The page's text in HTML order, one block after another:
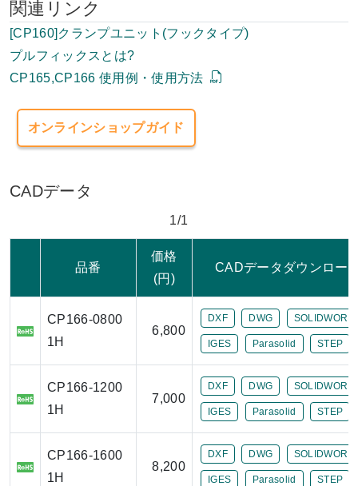
関連リンク
[CP160]クランプユニット(フックタイプ)
プルフィックスとは?
CP165,CP166 使用例・使用方法
オンラインショップガイド
CADデータ
1/1
品番
価格
(円)
CADデータダウンロー
CP166-0800
1H
6,800
DXF DWG
IGES Parasolid STEP
CP166-1200
1H
7,000
DXF DWG
IGES Parasolid STEP
CP166-1600
1H
8,200
DXF DWG
IGES Parasolid STEP